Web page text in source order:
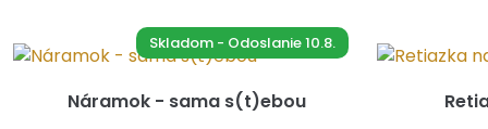
Skladom - Odoslanie 10.8.
Náramok - sama s(t)ebou